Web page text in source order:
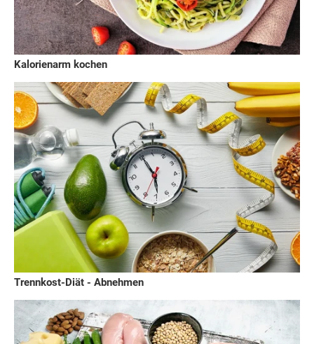
Kalorienarm kochen
Trennkost-Diät - Abnehmen